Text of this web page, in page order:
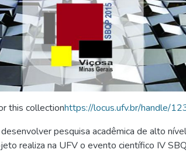
this collectionhttps://locus.ufv.br/handle/
pesquisa acadêmica de alto
realiza na UFV o evento científico IV